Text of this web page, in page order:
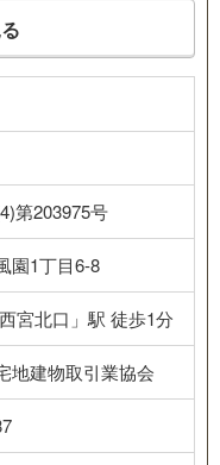
第203975号
園1丁目6-8
宮北口」駅 徒歩1分
地建物取引業協会